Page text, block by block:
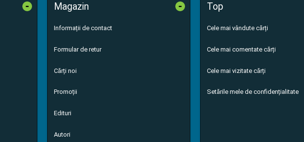
- Magazin -
Informații de contact
Formular de retur
Cărți noi
Promoții
Edituri
Autori
Top
Cele mai vândute cărți
Cele mai comentate cărți
Cele mai vizitate cărți
Setările mele de confidențialitate